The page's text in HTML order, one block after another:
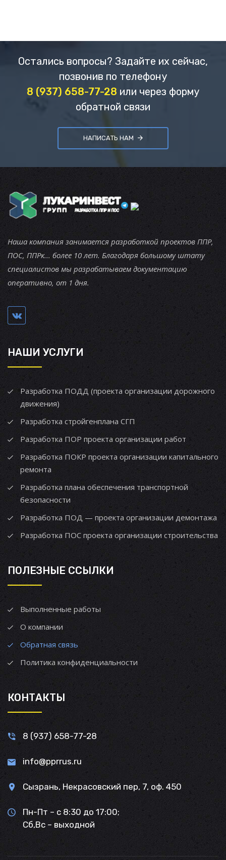
Остались вопросы? Задайте их сейчас,
позвонив по телефону
8 (937) 658-77-28 или через форму
обратной связи
НАПИСАТЬ НАМ
Наша компания занимается разработкой проектов ППР,
ПОС, ППРк... более 10 лет. Благодаря большому штату
специалистов мы разрабатываем документацию
оперативно, от 1 дня.
НАШИ УСЛУГИ
Разработка ПОДД (проекта организации дорожного
движения)
Разработка стройгенплана СГП
Разработка ПОР проекта организации работ
Разработка ПОКР проекта организации капитального
ремонта
Разработка плана обеспечения транспортной
безопасности
Разработка ПОД — проекта организации демонтажа
Разработка ПОС проекта организации строительства
ПОЛЕЗНЫЕ ССЫЛКИ
Выполненные работы
О компании
Обратная связь
Политика конфиденциальности
КОНТАКТЫ
8 (937) 658-77-28
info@pprrus.ru
Сызрань, Некрасовский пер, 7, оф. 450
Пн-Пт – с 8:30 до 17:00;
Сб,Вс – выходной